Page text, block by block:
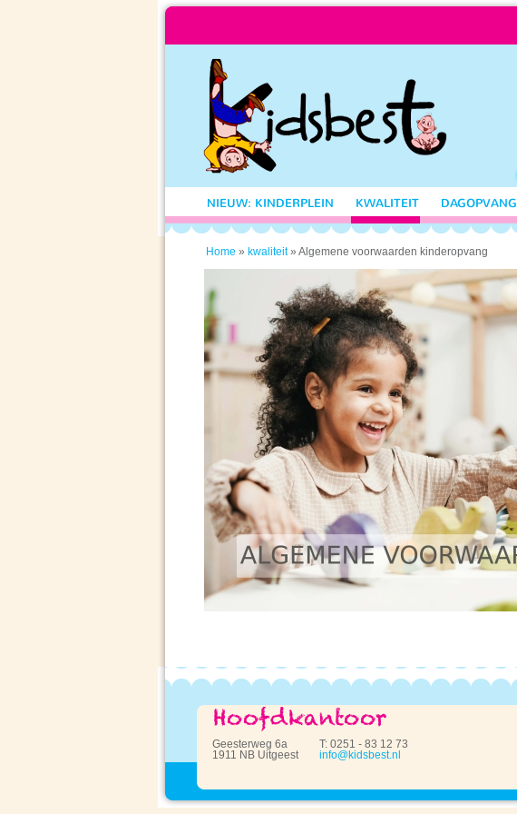
NIEUW: KINDERPLEIN KWALITEIT DAGOPVANG
Home » kwaliteit» Algemene voorwaarden kinderopvang
Geesterweg 6a
1911 NB Uitgeest
T: 0251 - 83 12 73
info@kidsbest.nl